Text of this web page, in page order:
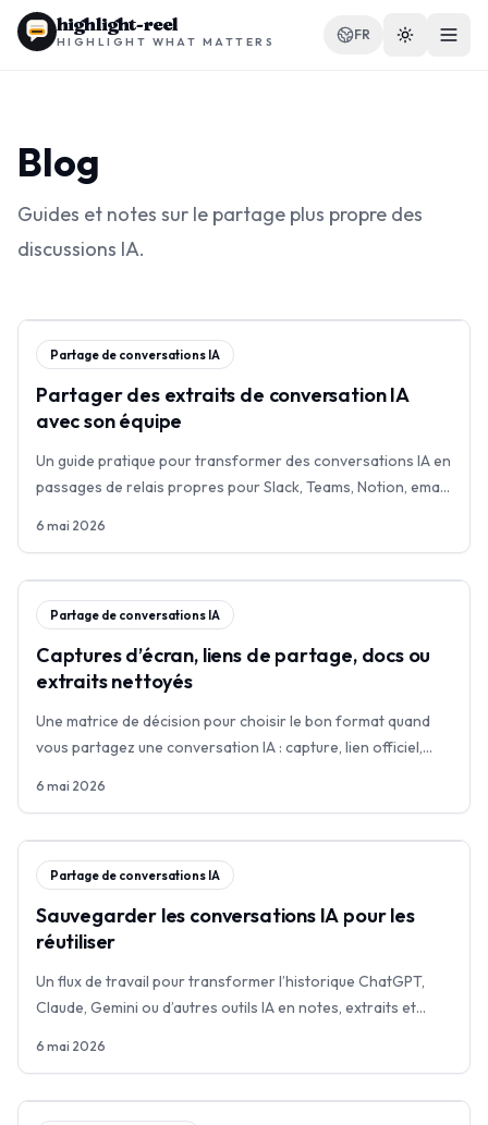
highlight-reel
HIGHLIGHT WHAT MATTERS FR
Blog
Modèles
Cas d'utilisation
Blog
Guides et notes sur le partage plus propre des
discussions IA.
Partage de conversations IA
Partager des extraits de conversation IA
avec son équipe
Un guide pratique pour transformer des conversations IA en
passages de relais propres pour Slack, Teams, Notion, email,
6 mai 2026
Partage de conversations IA
Captures d’écran, liens de partage, docs ou
extraits nettoyés
Une matrice de décision pour choisir le bon format quand
vous partagez une conversation IA : capture, lien officiel,
6 mai 2026
Partage de conversations IA
Sauvegarder les conversations IA pour les
réutiliser
Un flux de travail pour transformer l’historique ChatGPT,
Claude, Gemini ou d’autres outils IA en notes, extraits et
6 mai 2026